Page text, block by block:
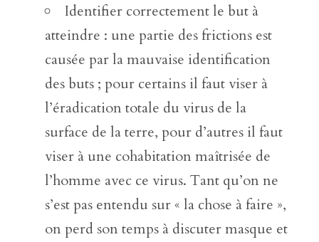
Identifier correctement le but à
atteindre : une partie des frictions est
causée par la mauvaise identification
des buts ; pour certains il faut viser à
l’éradication totale du virus de la
surface de la terre, pour d’autres il faut
viser à une cohabitation maîtrisée de
l’homme avec ce virus. Tant qu’on ne
s’est pas entendu sur « la chose à faire »,
on perd son temps à discuter masque et